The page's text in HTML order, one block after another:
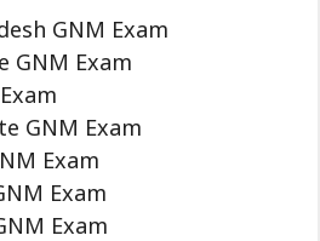
GNM Exam
GNM Exam
GNM Exam
Exam
Exam
Exam